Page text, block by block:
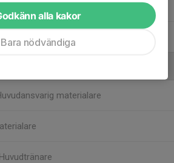
materialare
Huvudtränare
alla kakor
Bara nödvändiga